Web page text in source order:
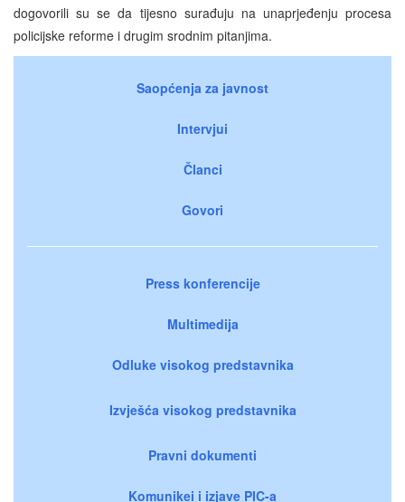
dogovorili su se da tijesno surađuju na unaprjeđenju procesa
policijske reforme i drugim srodnim pitanjima.
Saopćenja za javnost
Intervjui
Članci
Govori
Press konferencije
Multimedija
Odluke visokog predstavnika
Izvješća visokog predstavnika
Pravni dokumenti
Komunikei i izjave PIC-a